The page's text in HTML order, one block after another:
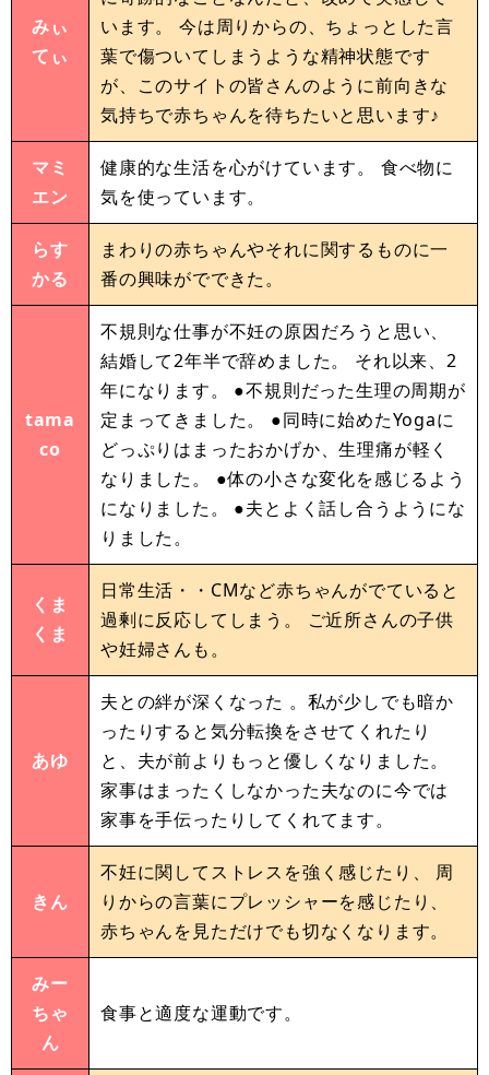
みぃ
てぃ
います。 今は周りからの、ちょっとした言
葉で傷ついてしまうような精神状態です
が、このサイトの皆さんのように前向きな
気持ちで赤ちゃんを待ちたいと思います♪
マミ
エン
健康的な生活を心がけています。 食べ物に
気を使っています。
らす
かる
まわりの赤ちゃんやそれに関するものに一
番の興味がでできた。
tama
co
不規則な仕事が不妊の原因だろうと思い、
結婚して2年半で辞めました。 それ以来、2
年になります。 ●不規則だった生理の周期が
定まってきました。 ●同時に始めたYogaに
どっぷりはまったおかげか、生理痛が軽く
なりました。 ●体の小さな変化を感じるよう
になりました。 ●夫とよく話し合うようにな
りました。
くま
くま
日常生活・・CMなど赤ちゃんがでていると
過剰に反応してしまう。 ご近所さんの子供
や妊婦さんも。
あゆ
夫との絆が深くなった 。私が少しでも暗か
ったりすると気分転換をさせてくれたり
と、夫が前よりもっと優しくなりました。
家事はまったくしなかった夫なのに今では
家事を手伝ったりしてくれてます。
きん
不妊に関してストレスを強く感じたり、 周
りからの言葉にプレッシャーを感じたり、
赤ちゃんを見ただけでも切なくなります。
みー
ちゃ
ん
食事と適度な運動です。